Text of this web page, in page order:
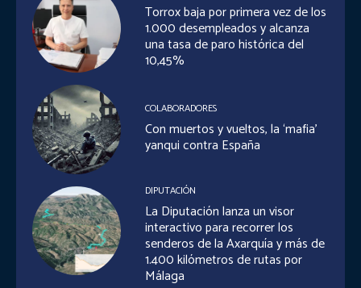
Torrox baja por primera vez de los
1.000 desempleados y alcanza
una tasa de paro histórica del
10,45%
COLABORADORES
Con muertos y vueltos, la ‘mafia’
yanqui contra España
DIPUTACIÓN
La Diputación lanza un visor
interactivo para recorrer los
senderos de la Axarquía y más de
1.400 kilómetros de rutas por
Málaga